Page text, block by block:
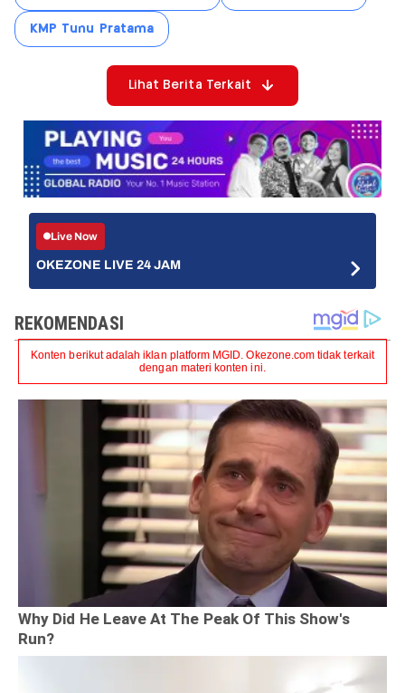
KMP Tunu Pratama
Lihat Berita Terkait
Live Now
OKEZONE LIVE 24 JAM